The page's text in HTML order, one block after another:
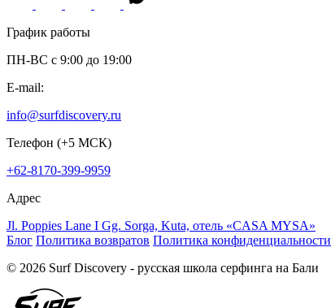
График работы
ПН-ВС c 9:00 до 19:00
E-mail:
info@surfdiscovery.ru
Телефон (+5 МСК)
+62-8170-399-9959
Адрес
Jl. Poppies Lane I Gg. Sorga, Kuta, отель «CASA MYSA»
Блог Политика возвратов Политика конфиденциальности
© 2026 Surf Discovery - русская школа серфинга на Бали